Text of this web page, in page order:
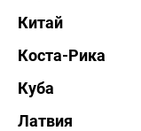
Китай
Коста-Рика
Куба
Латвия